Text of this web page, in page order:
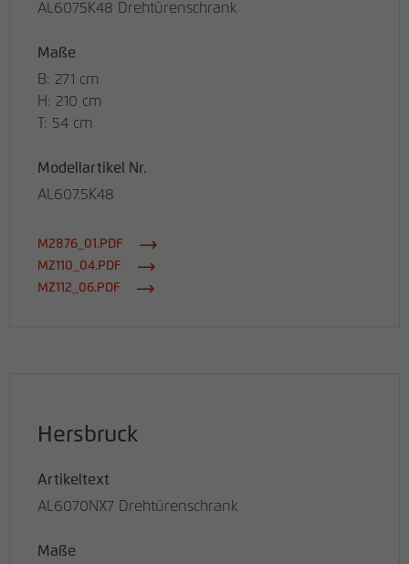
AL6075K48 Drehtürenschrank
Maße
B: 271 cm
H: 210 cm
T: 54 cm
Modellartikel Nr.
AL607.5K48
M2876_01.PDF
MZ110_04.PDF
MZ112_06.PDF
Hersbruck
Artikeltext
AL6070NX7 Drehtürenschrank
Maße